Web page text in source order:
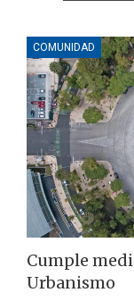
COMUNIDAD
Cumple
Urbanismo